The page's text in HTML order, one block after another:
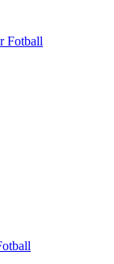
Fotball